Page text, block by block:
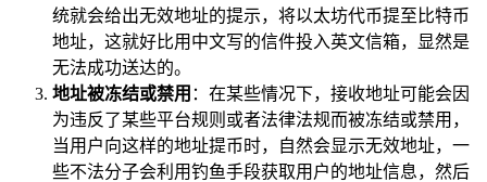
统就会给出无效地址的提示，将以太坊代币提至比特币
地址，这就好比用中文写的信件投入英文信箱，显然是
无法成功送达的。
地址被冻结或禁用 ：在某些情况下，接收地址可能会因
为违反了某些平台规则或者法律法规而被冻结或禁用，
当用户向这样的地址提币时，自然会显示无效地址，一
些不法分子会利用钓鱼手段获取用户的地址信息，然后